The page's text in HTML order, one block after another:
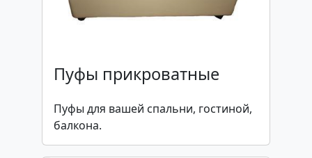
Пуфы прикроватные
Пуфы для вашей спальни, гостиной,
балкона.